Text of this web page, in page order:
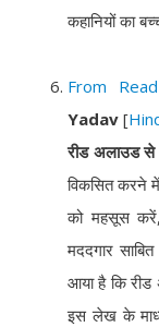
कहानियों का
From
Yadav [
रीड अलाउड से
विकसित करने
को महसूस
मददगार
आया है कि रीड
इस लेख के